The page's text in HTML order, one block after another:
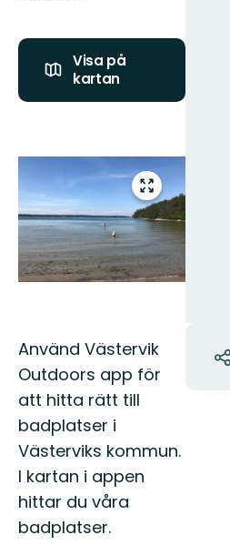
Visa på
kartan
Gå
till
helskärmsläge
Använd Västervik
Outdoors app för
att hitta rätt till
badplatser i
Västerviks kommun.
I kartan i appen
hittar du våra
badplatser.